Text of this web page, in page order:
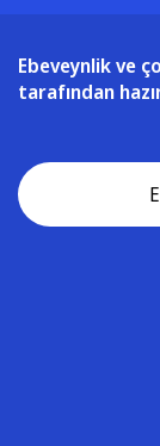
Ebeveynlik ve
tarafından